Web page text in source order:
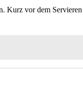
Kurz vor dem